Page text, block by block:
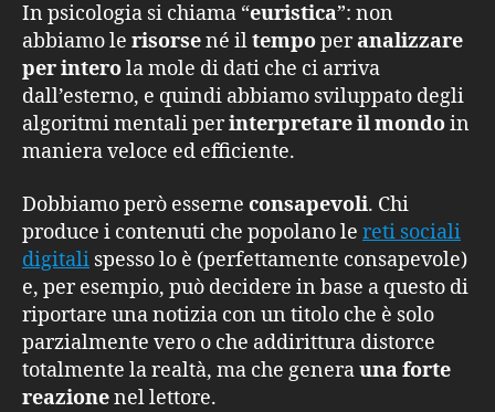
In psicologia si chiama “euristica”: non
abbiamo le risorsené iltempoperanalizzare
per interola mole di dati che ci arriva
dall’esterno, e quindi abbiamo sviluppato degli
algoritmi mentali perinterpretare il mondoin
maniera veloce ed efficiente.
Dobbiamo però esserne consapevoli. Chi
produce i contenuti che popolano le reti sociali
digitali spesso lo è (perfettamente consapevole)
e, per esempio, può decidere in base a questo di
riportare una notizia con un titolo che è solo
parzialmente vero o che addirittura distorce
totalmente la realtà, ma che generauna forte
reazionenel lettore.